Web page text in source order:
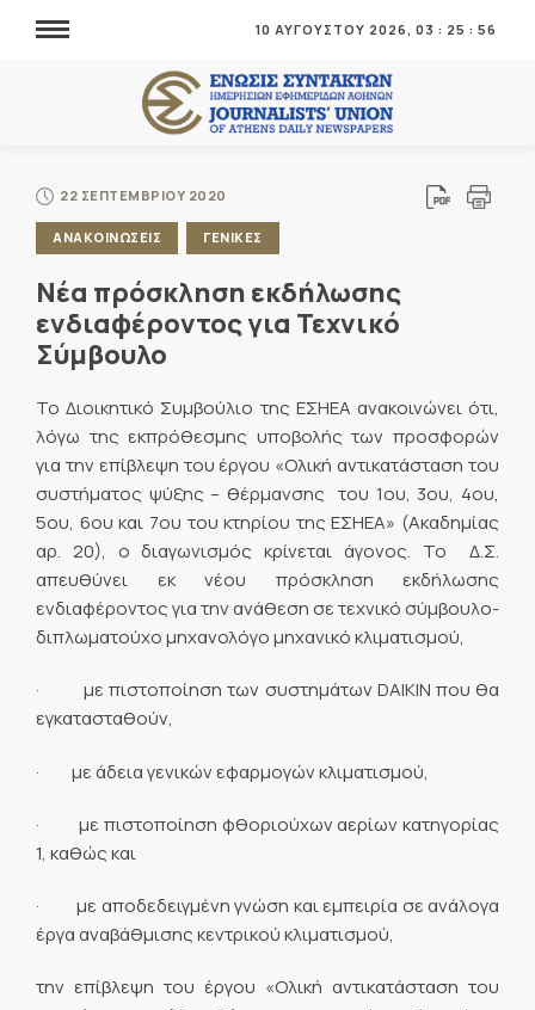
10 ΑΥΓΟΥΣΤΟΥ 2026, 03 : 25 : 56
22 ΣΕΠΤΕΜΒΡΙΟΥ 2020
ΑΝΑΚΟΙΝΩΣΕΙΣ ΓΕΝΙΚΕΣ
Νέα πρόσκληση εκδήλωσης
ενδιαφέροντος για Τεχνικό
Σύμβουλο
Το Διοικητικό Συμβούλιο της ΕΣΗΕΑ ανακοινώνει ότι,
λόγω της εκπρόθεσμης υποβολής των προσφορών
για την επίβλεψη του έργου «Ολική αντικατάσταση του
συστήματος ψύξης – θέρμανσης του 1ου, 3ου, 4ου,
5ου, 6ου και 7ου του κτηρίου της ΕΣΗΕΑ» (Ακαδημίας
αρ. 20), ο διαγωνισμός κρίνεται άγονος. Το Δ.Σ.
απευθύνει εκ νέου πρόσκληση εκδήλωσης
ενδιαφέροντος για την ανάθεση σε τεχνικό σύμβουλο-
διπλωματούχο μηχανολόγο μηχανικό κλιματισμού,
· με πιστοποίηση των συστημάτων DAIKIN που θα
εγκατασταθούν,
· με άδεια γενικών εφαρμογών κλιματισμού,
· με πιστοποίηση φθοριούχων αερίων κατηγορίας
1, καθώς και
· με αποδεδειγμένη γνώση και εμπειρία σε ανάλογα
έργα αναβάθμισης κεντρικού κλιματισμού,
την επίβλεψη του έργου «Ολική αντικατάσταση του